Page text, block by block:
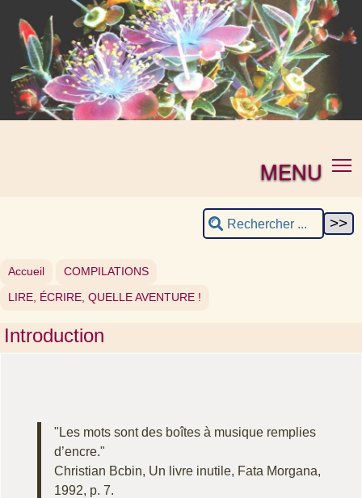
MENU
Accueil COMPILATIONS
LIRE, ÉCRIRE, QUELLE AVENTURE !
Introduction
"Les mots sont des boîtes à musique remplies
d’encre."
Christian Bcbin, Un livre inutile, Fata Morgana,
1992, p. 7.